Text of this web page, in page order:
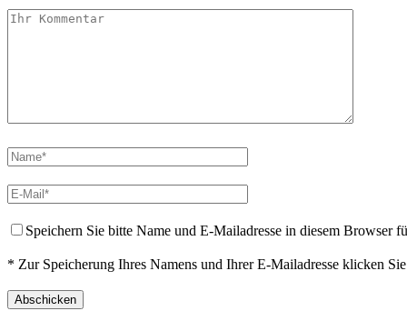
Speichern Sie bitte Name und E-Mailadresse in diesem Browser
* Zur Speicherung Ihres Namens und Ihrer E-Mailadresse klicken